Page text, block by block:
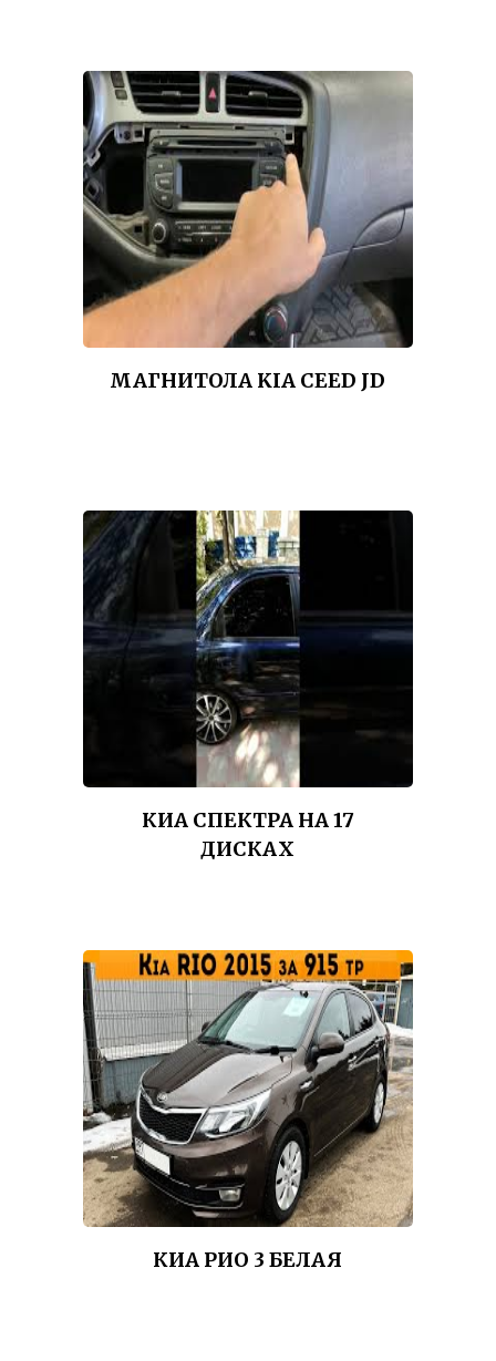
МАГНИТОЛА KIA CEED JD
КИА СПЕКТРА НА 17
ДИСКАХ
КИА РИО 3 БЕЛАЯ